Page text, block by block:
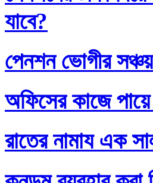
যাবে?
পেনশন ভোগীর
অফিসের কাজে পায়ে
রাতের নামায এক